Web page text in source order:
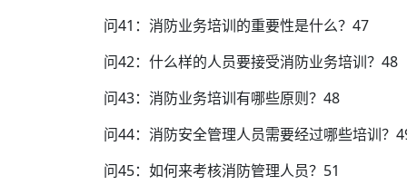
问41：消防业务培训的重要性是什么？47
问42：什么样的人员要接受消防业务培训？48
问43：消防业务培训有哪些原则？48
问44：消防安全管理人员需要经过哪些培训？
问45：如何来考核消防管理人员？51